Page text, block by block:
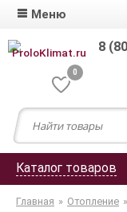
Меню
8
0
Каталог товаров
Главная » Отопление »